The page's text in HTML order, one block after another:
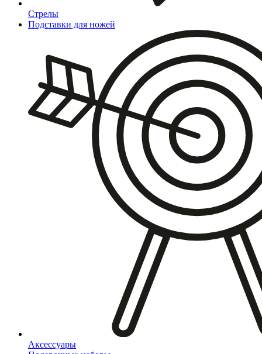
Стрелы
Подставки для ножей
Аксессуары